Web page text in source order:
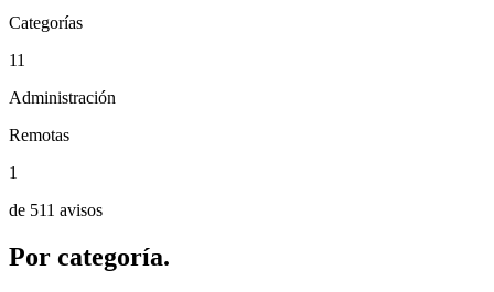
Categorías
11
Administración
Remotas
1
de 511 avisos
Por categoría.